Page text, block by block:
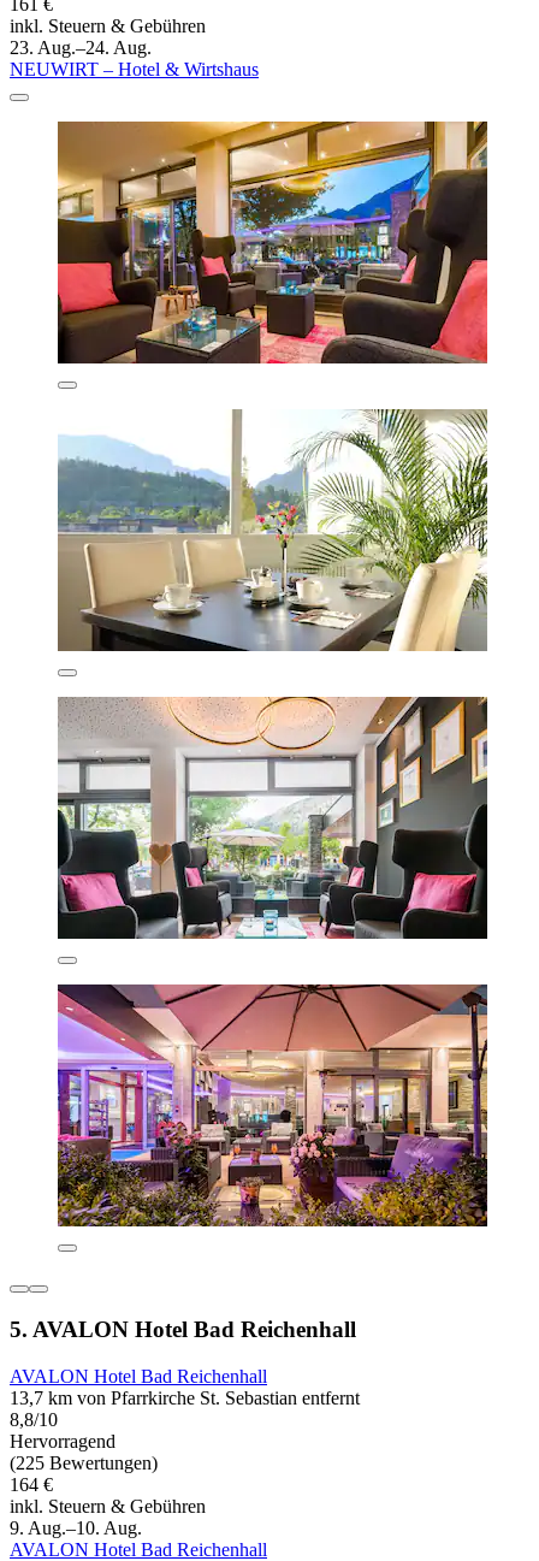
161 €
inkl. Steuern & Gebühren
23. Aug.–24. Aug.
NEUWIRT – Hotel & Wirtshaus
5. AVALON Hotel Bad Reichenhall
AVALON Hotel Bad Reichenhall
13,7 km von Pfarrkirche St. Sebastian entfernt
8,8/10
Hervorragend
(225 Bewertungen)
164 €
inkl. Steuern & Gebühren
9. Aug.–10. Aug.
AVALON Hotel Bad Reichenhall